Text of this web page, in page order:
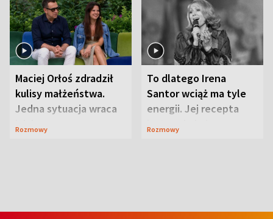
Maciej Orłoś zdradził
kulisy małżeństwa.
Jedna sytuacja wraca
jak bumerang
Rozmowy
To dlatego Irena
Santor wciąż ma tyle
energii. Jej recepta
jest zaskakująco
Rozmowy